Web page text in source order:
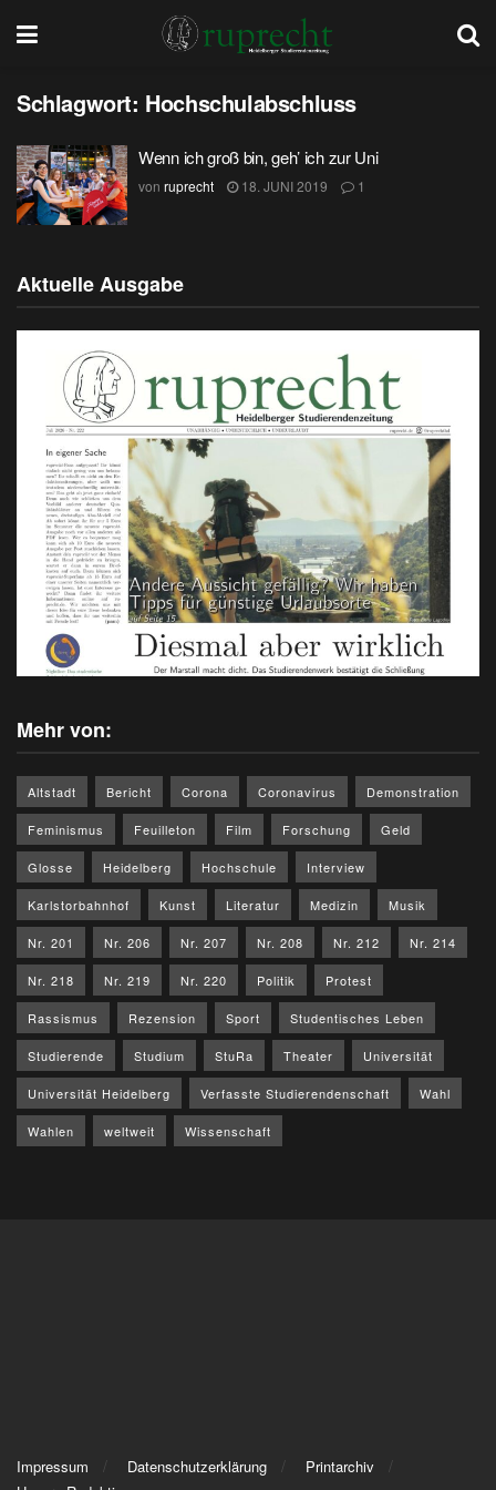
Schlagwort: Hochschulabschluss
Wenn ich groß bin, geh’ ich zur Uni
von ruprecht 18. JUNI 2019 1
Aktuelle Ausgabe
Mehr von:
Altstadt Bericht Corona Coronavirus Demonstration
Feminismus Feuilleton Film Forschung Geld
Glosse Heidelberg Hochschule Interview
Karlstorbahnhof Kunst Literatur Medizin Musik
Nr. 201 Nr. 206 Nr. 207 Nr. 208 Nr. 212 Nr. 214
Nr. 218 Nr. 219 Nr. 220 Politik Protest
Rassismus Rezension Sport Studentisches Leben
Studierende Studium StuRa Theater Universität
Universität Heidelberg Verfasste Studierendenschaft Wahl
Wahlen weltweit Wissenschaft
Impressum Datenschutzerklärung
Printarchiv